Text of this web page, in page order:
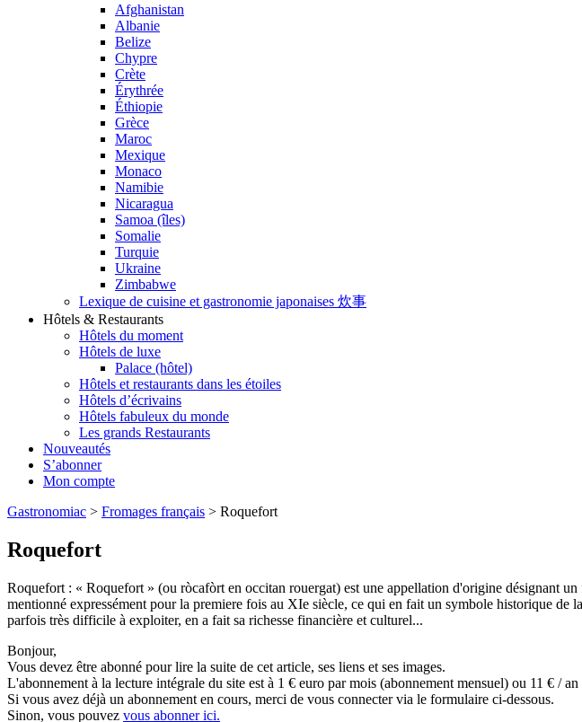
Afghanistan
Albanie
Belize
Chypre
Crète
Érythrée
Éthiopie
Grèce
Maroc
Mexique
Monaco
Namibie
Nicaragua
Samoa (îles)
Somalie
Turquie
Ukraine
Zimbabwe
Lexique de cuisine et gastronomie japonaises 炊事
Hôtels & Restaurants
Hôtels du moment
Hôtels de luxe
Palace (hôtel)
Hôtels et restaurants dans les étoiles
Hôtels d’écrivains
Hôtels fabuleux du monde
Les grands Restaurants
Nouveautés
S’abonner
Mon compte
Gastronomiac > Fromages français > Roquefort
Roquefort
Roquefort : « Roquefort » (ou ròcafòrt en occitan rouergat) est une appellation d'origine désignant
mentionné expressément pour la premiere fois au XIe siècle, ce qui en fait un symbole historique
parfois très difficile à exploiter, en a fait sa richesse financière et culturel...
Bonjour,
Vous devez être abonné pour lire la suite de cet article, ses liens et ses images.
L'abonnement à la lecture intégrale du site est à 1 € euro par mois (abonnement mensuel) ou 11 € /
Si vous avez déjà un abonnement en cours, merci de vous connecter via le formulaire ci-dessous.
Sinon, vous pouvez vous abonner ici.